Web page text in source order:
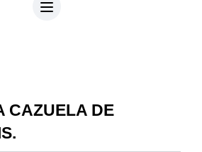
CAZUELA DE